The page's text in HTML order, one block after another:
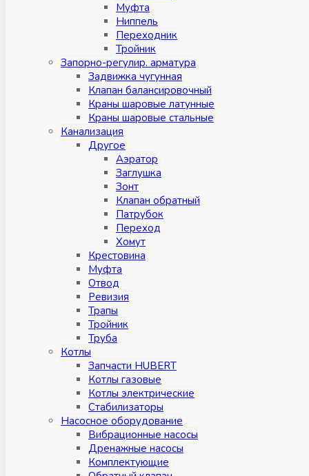
Муфта
Ниппель
Переходник
Тройник
Запорно-регулир. арматура
Задвижка чугунная
Клапан балансировочный
Краны шаровые латунные
Краны шаровые стальные
Канализация
Другое
Аэратор
Заглушкa
Зонт
Клапан обратный
Патрубок
Переход
Хомут
Крестовина
Муфтa
Отвод
Ревизия
Трапы
Тройник
Труба
Котлы
Запчасти HUBERT
Котлы газовые
Котлы электрические
Стабилизаторы
Насосное оборудование
Вибрационные насосы
Дренажные насосы
Комплектующие